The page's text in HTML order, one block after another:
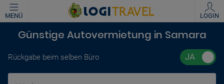
MENÜ LOGIN
Günstige Autovermietung in Samara
Rückgabe beim selben Büro